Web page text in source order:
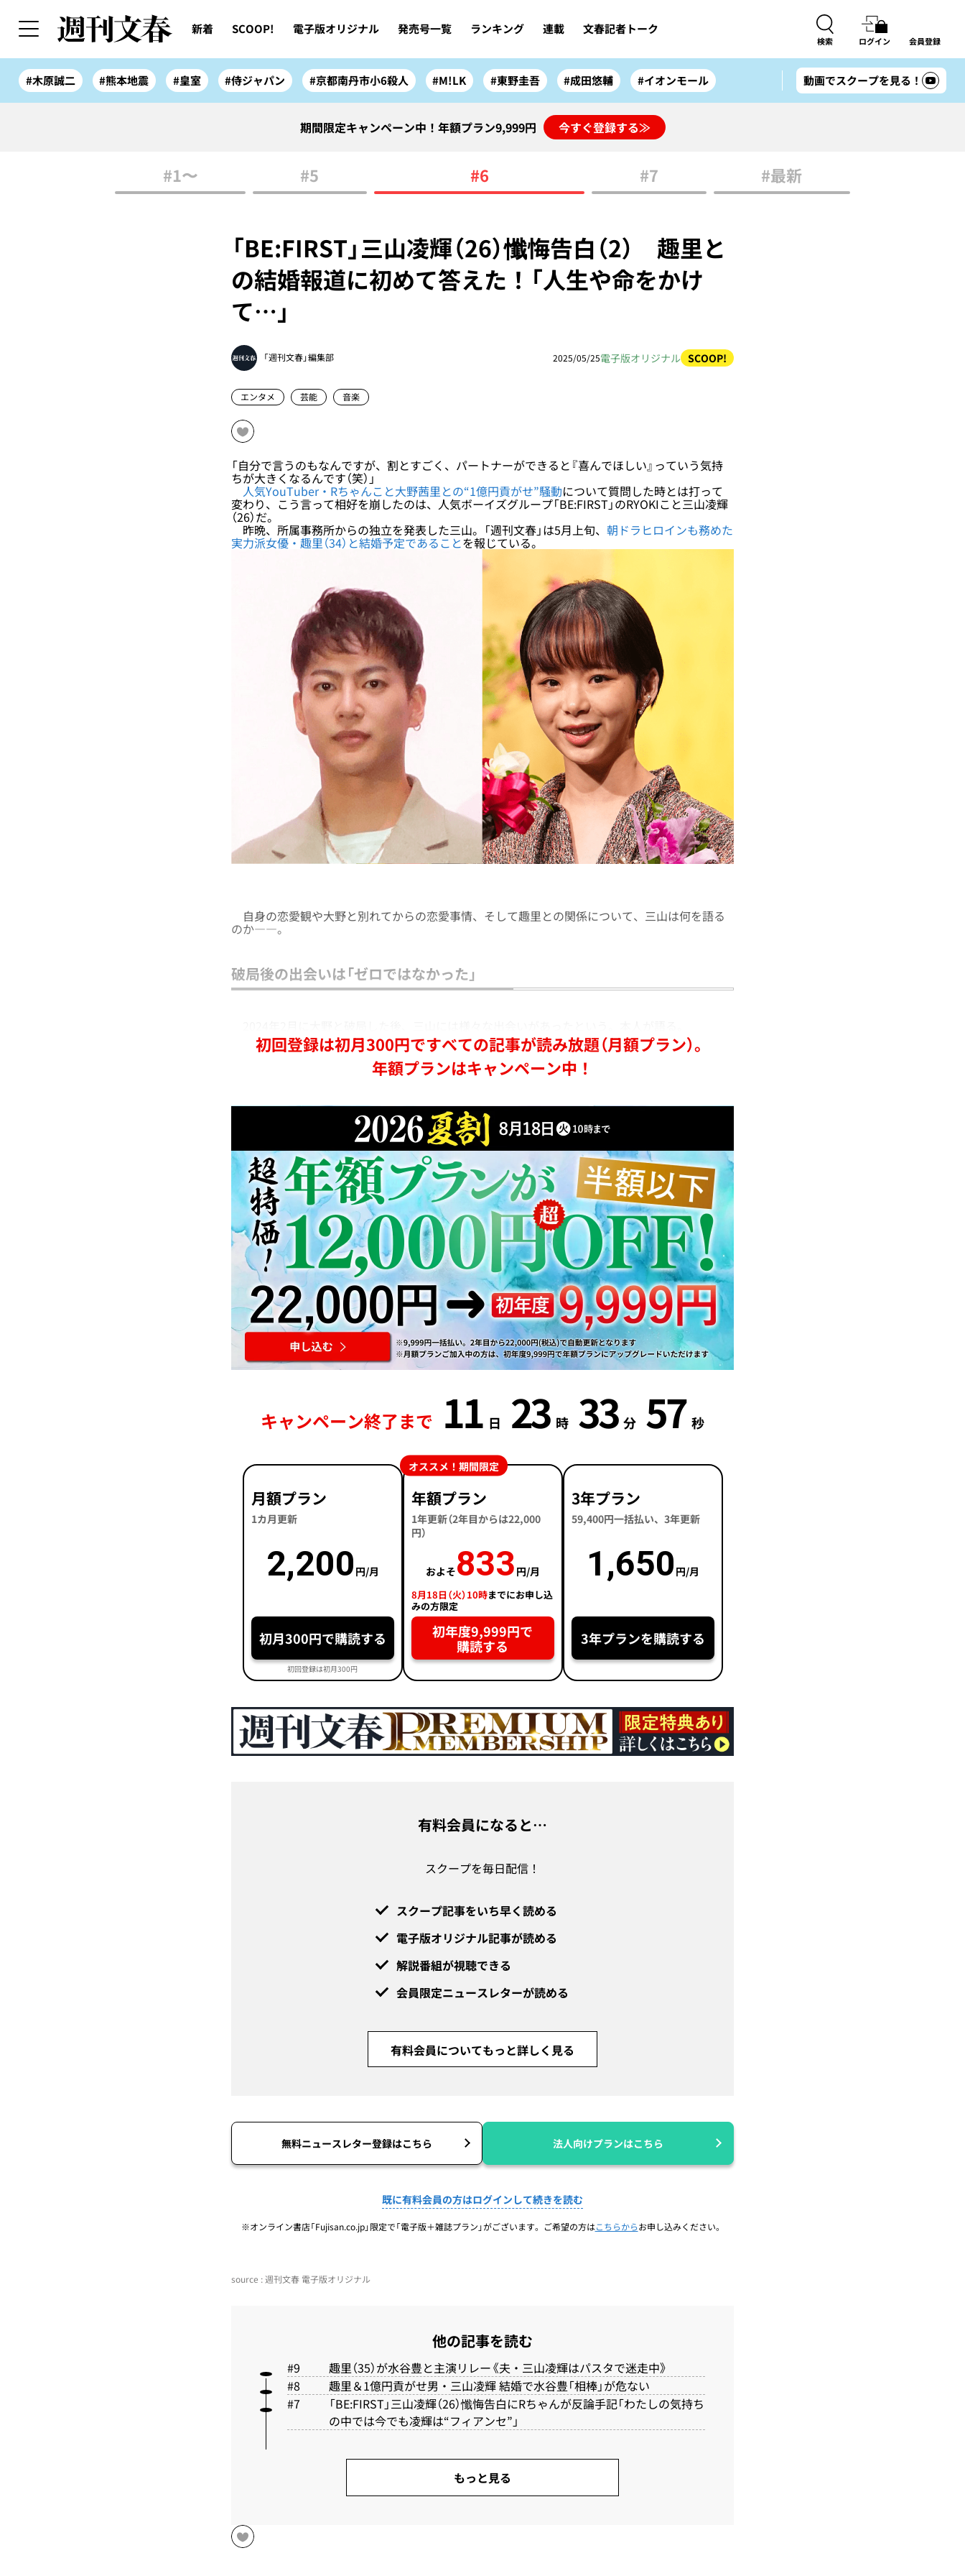
新着 SCOOP! 電子版オリジナル 発売号一覧 ランキング 連載 文春記者トーク
検索 ログイン 会員登録
#木原誠二 #熊本地震 #皇室 #侍ジャパン #京都南丹市小6殺人 #M!LK #東野圭吾 #成田悠輔 #イオンモール 動画でスクープを見る！
期間限定キャンペーン中！年額プラン9,999円 今すぐ登録する≫
#1〜 #5 #6 #7 #最新
「BE:FIRST」三山凌輝（26）懺悔告白（2） 趣里と
の結婚報道に初めて答えた！「人生や命をかけ
て…」
「週刊文春」編集部 2025/05/25電子版オリジナル SCOOP!
エンタメ 芸能 音楽
「自分で言うのもなんですが、割とすごく、パートナーができると『喜んでほしい』っていう気持
ちが大きくなるんです（笑）」
人気YouTuber・Rちゃんこと大野茜里との“1億円貢がせ”騒動について質問した時とは打って
変わり、こう言って相好を崩したのは、人気ボーイズグループ「BE:FIRST」のRYOKIこと三山凌輝
（26）だ。
昨晩、所属事務所からの独立を発表した三山。「週刊文春」は5月上旬、 朝ドラヒロインも務めた
実力派女優・趣里（34）と結婚予定であることを報じている。
自身の恋愛観や大野と別れてからの恋愛事情、そして趣里との関係について、三山は何を語る
のか――。
破局後の出会いは「ゼロではなかった」
初回登録は初月300円ですべての記事が読み放題（月額プラン）。
年額プランはキャンペーン中！
キャンペーン終了まで 11 日 23 時 33 分 56 秒
月額プラン
1カ月更新
2,200 円/月
初月300円で購読する
初回登録は初月300円
年額プラン
1年更新（2年目からは22,000
円）
およそ833 円/月
8月18日（火）10時までにお申し込
みの方限定
初年度9,999円で
購読する
オススメ！期間限定
3年プラン
59,400円一括払い、3年更新
1,650 円/月
3年プランを購読する
有料会員になると…
スクープを毎日配信！
スクープ記事をいち早く読める
電子版オリジナル記事が読める
解説番組が視聴できる
会員限定ニュースレターが読める
有料会員についてもっと詳しく見る
無料ニュースレター登録はこちら 法人向けプランはこちら
既に有料会員の方はログインして続きを読む
※オンライン書店「Fujisan.co.jp」限定で「電子版＋雑誌プラン」がございます。ご希望の方はこちらからお申し込みください。
source : 週刊文春 電子版オリジナル
他の記事を読む
趣里（35）が水谷豊と主演リレー《夫・三山凌輝はパスタで迷走中》
趣里＆1億円貢がせ男・三山凌輝 結婚で水谷豊「相棒」が危ない
「BE:FIRST」三山凌輝（26）懺悔告白にRちゃんが反論手記「わたしの気持ち
の中では今でも凌輝は“フィアンセ”」
もっと見る